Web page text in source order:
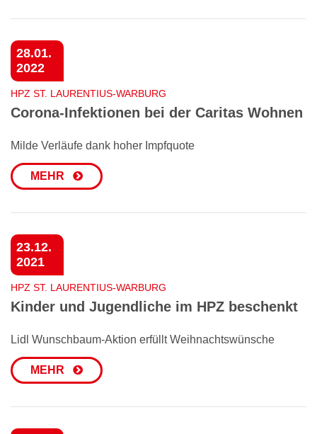
28.01.
2022
HPZ ST. LAURENTIUS-WARBURG
Corona-Infektionen bei der Caritas Wohnen
Milde Verläufe dank hoher Impfquote
MEHR
23.12.
2021
HPZ ST. LAURENTIUS-WARBURG
Kinder und Jugendliche im HPZ beschenkt
Lidl Wunschbaum-Aktion erfüllt Weihnachtswünsche
MEHR